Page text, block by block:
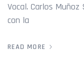
Vocal. Carlos
con la
READ MORE